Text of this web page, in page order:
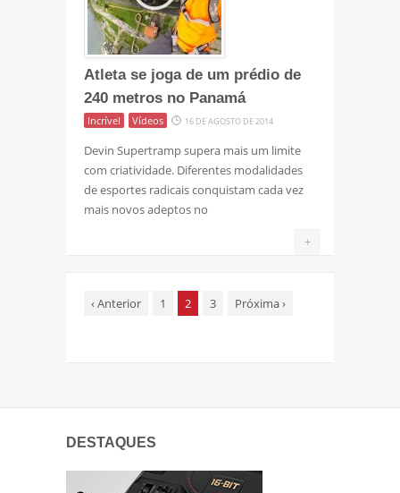
Atleta se joga de um prédio de
240 metros no Panamá
Incrível Vídeos 16 DE AGOSTO DE 2014
Devin Supertramp supera mais um limite
com criatividade. Diferentes modalidades
de esportes radicais conquistam cada vez
mais novos adeptos no
+
‹Anterior 1 2 3 Próxima›
DESTAQUES